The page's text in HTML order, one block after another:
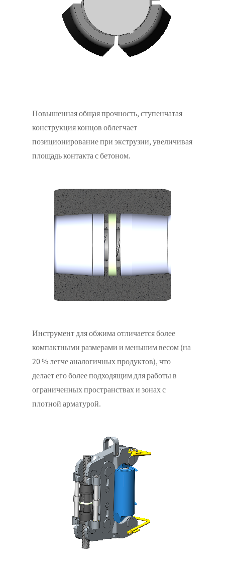
Повышенная общая прочность, ступенчатая
конструкция концов облегчает
позиционирование при экструзии, увеличивая
площадь контакта с бетоном.
Инструмент для обжима отличается более
компактными размерами и меньшим весом (на
20 % легче аналогичных продуктов), что
делает его более подходящим для работы в
ограниченных пространствах и зонах с
плотной арматурой.